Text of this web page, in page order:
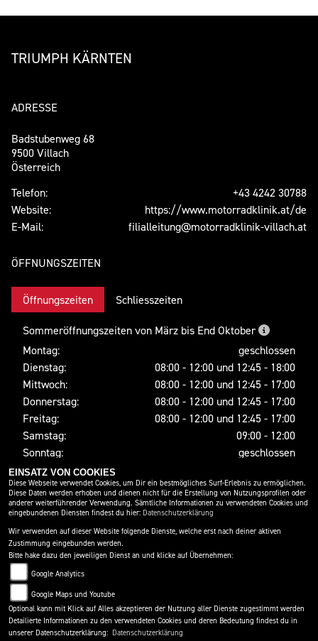
TRIUMPH KÄRNTEN
ADRESSE
Badstubenweg 68
9500 Villach
Österreich
Telefon:
+43 4242 30788
Website:
https://www.motorradklinik.at/de
E-Mail:
filialleitung@motorradklinik-villach.at
ÖFFNUNGSZEITEN
Öffnungszeiten Schliesszeiten
Sommeröffnungszeiten von März bis End Oktober
Montag:
geschlossen
Dienstag:
08:00 - 12:00 und 12:45 - 18:00
Mittwoch:
08:00 - 12:00 und 12:45 - 17:00
Donnerstag:
08:00 - 12:00 und 12:45 - 17:00
Freitag:
08:00 - 12:00 und 12:45 - 17:00
Samstag:
09:00 - 12:00
Sonntag:
geschlossen
SOCIAL MEDIA
IMPRESSUM DATENSCHUTZ DISCLAIMER
EINSATZ VON COOKIES
Diese Webseite verwendet Cookies, um Dir ein bestmögliches Surf-Erlebnis zu ermöglichen.
Diese Daten werden erhoben und dienen nicht für die Erstellung von Nutzungsprofilen oder
anderer weiterführender Verwendung. Sämtliche Informationen zu verwendeten Cookies und
eingebundenen Diensten findest du hier: Datenschutzerklärung
Wir verwenden auf dieser Website folgende Dienste, welche erst nach deiner aktiven
Zustimmung eingebunden werden.
Bitte hake dazu den jeweiligen Dienst an und klicke auf Übernehmen:
Google Analytics
Google Maps und Youtube
Optional kann mit Klick auf Alles akzeptieren der Nutzung aller Dienste zugestimmt werden
Detailierte Informationen zu den verwendeten Cookies und deren Bedeutung findest du in
unserer Datenschutzerklärung: Datenschutzerklärung